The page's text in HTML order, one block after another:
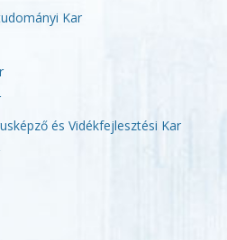
Kar
és Vidékfejlesztési Kar